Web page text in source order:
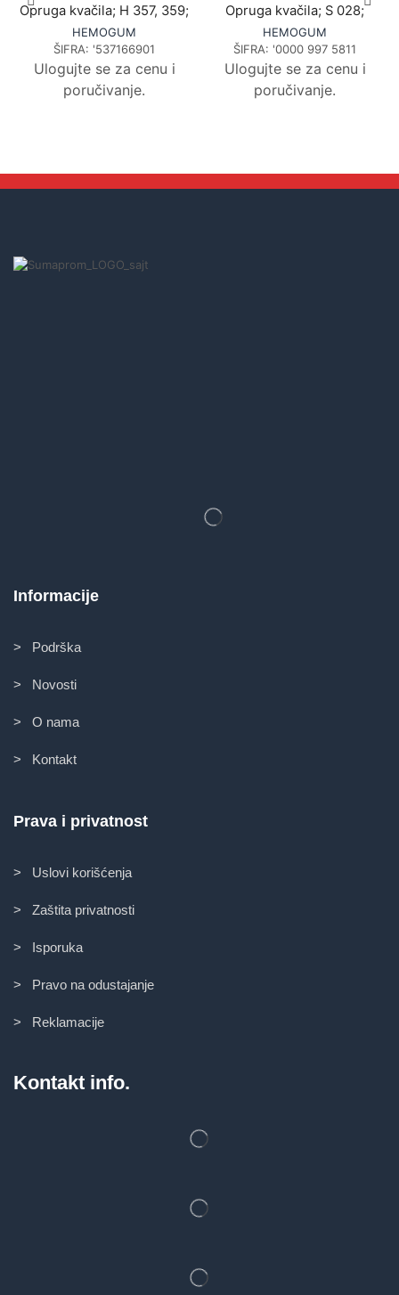
Opruga kvačila; H 357, 359;
HEMOGUM
ŠIFRA: '537166901
Ulogujte se za cenu i
poručivanje.
Opruga kvačila; S 028;
HEMOGUM
ŠIFRA: '0000 997 5811
Ulogujte se za cenu i
poručivanje.
Informacije
> Podrška
> Novosti
> O nama
> Kontakt
Prava i privatnost
> Uslovi korišćenja
> Zaštita privatnosti
> Isporuka
> Pravo na odustajanje
> Reklamacije
Kontakt info.